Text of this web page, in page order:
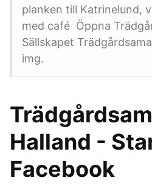
planken till Katrinelund,
med café Öppna
Sällskapet
img.
Halland -
Facebook